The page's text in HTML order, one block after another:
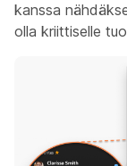
kanssa
olla kriittiselle